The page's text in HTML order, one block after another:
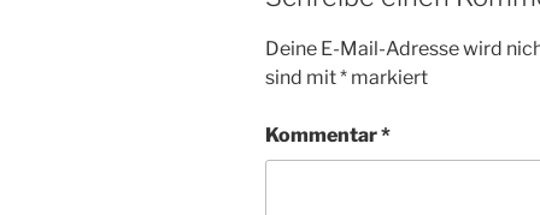
Deine E-Mail-Adresse wird
sind mit* markiert
Kommentar*